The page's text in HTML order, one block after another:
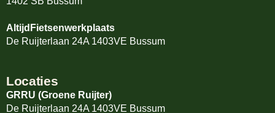
AltijdFietsenwerkplaats
De Ruijterlaan 24A 1403VE Bussum
Locaties
GRRU (Groene Ruijter)
De Ruijterlaan 24A 1403VE Bussum